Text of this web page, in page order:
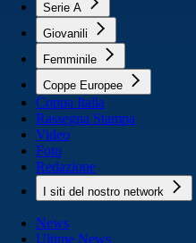
Serie A
Giovanili
Femminile
Coppe Europee
Coppa Italia
Rassegna Stampa
Video
Foto
Redazione
I siti del nostro network
News
Ultime News